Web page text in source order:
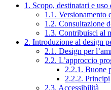
1. Scopo, destinatari e
1.1. Versionamento
1.2. Consultazione
1.3. Contribuisci al
2. Introduzione al design
2.1. Design per
2.2. L’approccio
2.2.1. Buone
2.2.2. Principi
2.3. Accessibilità